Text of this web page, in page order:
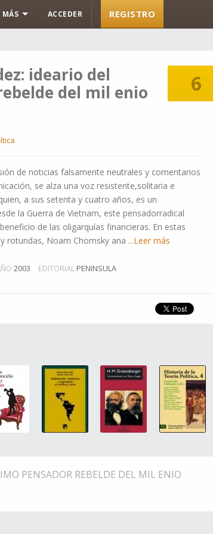
MÁS ACCEDER REGISTRO
6
ideario del
del mil enio
de noticias falsamente neutrales y comentarios
se alza una voz resistente,solitaria e
a sus setenta y cuatro años, es un
la Guerra de Vietnam, este pensadorradical
de las oligarquías financieras. En estas
rotundas, Noam Chomsky ana ...Leer más
2003 EDITORIAL PENINSULA
PENSADOR REBELDE DEL MIL ENIO